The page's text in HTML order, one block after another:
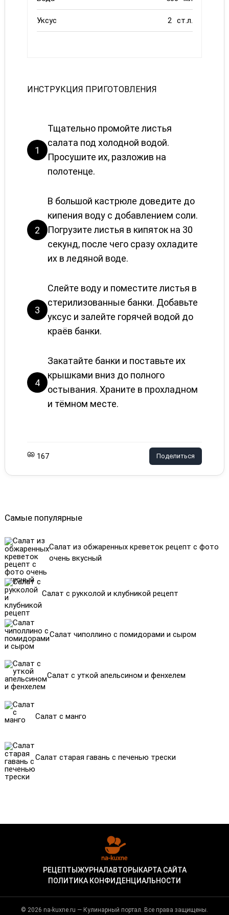
Самые популярные
Салат из обжаренных креветок рецепт с фото
очень вкусный
Салат с рукколой и клубникой рецепт
Салат чиполлино с помидорами и сыром
Салат с уткой апельсином и фенхелем
Салат с манго
Салат старая гавань с печенью трески
Уксус 2 ст.л.
ИНСТРУКЦИЯ ПРИГОТОВЛЕНИЯ
1
Тщательно промойте листья
салата под холодной водой.
Просушите их, разложив на
полотенце.
2
В большой кастрюле доведите до
кипения воду с добавлением соли.
Погрузите листья в кипяток на 30
секунд, после чего сразу охладите
их в ледяной воде.
3
Слейте воду и поместите листья в
стерилизованные банки. Добавьте
уксус и залейте горячей водой до
краёв банки.
4
Закатайте банки и поставьте их
крышками вниз до полного
остывания. Храните в прохладном
и тёмном месте.
167 Поделиться
РЕЦЕПТЫ ЖУРНАЛАВТОРЫ КАРТА САЙТА
ПОЛИТИКА КОНФИДЕНЦИАЛЬНОСТИ
© 2026 na-kuxne.ru — Кулинарный портал. Все права защищены.